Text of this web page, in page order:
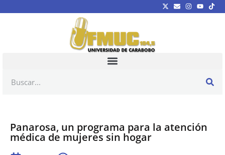
Panarosa, un programa para la atención
médica de mujeres sin hogar